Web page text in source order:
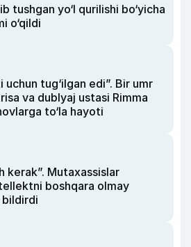
tushgan yo‘l qurilishi bo‘yicha
o‘qildi
tug‘ilgan edi”. Bir umr
va dublyaj ustasi Rimma
to‘la hayoti
kerak”. Mutaxassislar
boshqara olmay